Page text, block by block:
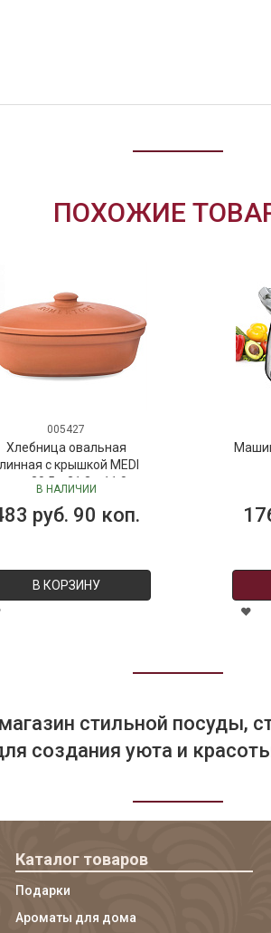
ПОХОЖИЕ
005427
Хлебница овальная
с крышкой MEDI
30,5 x 21,3 x 11,0 cm
В НАЛИЧИИ
руб. 90 коп.
В КОРЗИНУ
стильной посуды,
создания уюта и
Каталог товаров
Подарки
Ароматы для дома